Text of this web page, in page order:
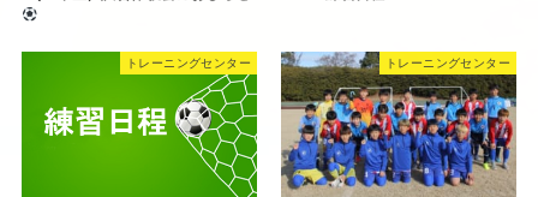
トレーニングセンター トレーニングセンター